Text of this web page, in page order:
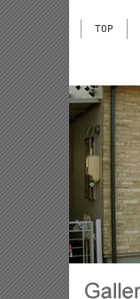
TOP